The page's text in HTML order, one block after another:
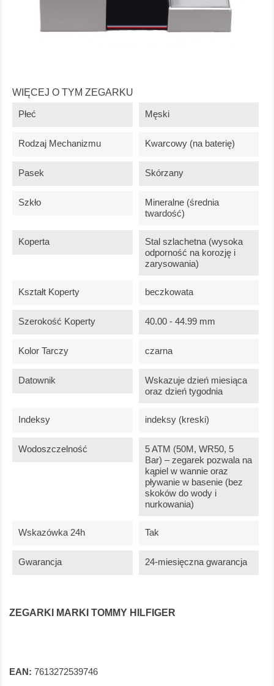
WIĘCEJ O TYM ZEGARKU
Płeć Męski
Rodzaj Mechanizmu Kwarcowy (na baterię)
Pasek Skórzany
Szkło
Mineralne (średnia
twardość)
Koperta
Stal szlachetna (wysoka
odporność na korozję i
zarysowania)
Kształt Koperty beczkowata
Szerokość Koperty 40.00 - 44.99 mm
Kolor Tarczy czarna
Datownik
Wskazuje dzień miesiąca
oraz dzień tygodnia
Indeksy indeksy (kreski)
Wodoszczelność
5 ATM (50M, WR50, 5
Bar) – zegarek pozwala na
kąpiel w wannie oraz
pływanie w basenie (bez
skoków do wody i
nurkowania)
Wskazówka 24h Tak
Gwarancja 24-miesięczna gwarancja
ZEGARKI MARKI TOMMY HILFIGER
EAN: 7613272539746